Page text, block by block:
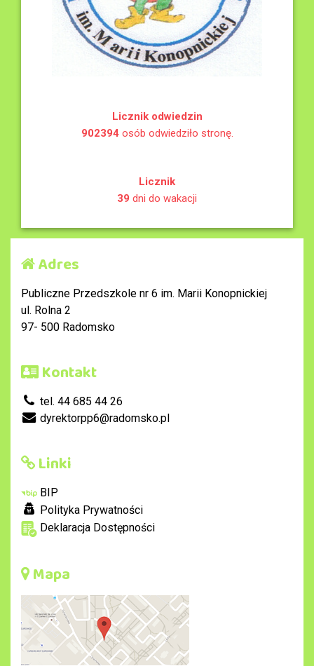
Licznik odwiedzin
902394osób odwiedziło stronę.
Licznik
39 dni do wakacji
Adres
Publiczne Przedszkole nr 6 im. Marii Konopnickiej
ul. Rolna 2
97- 500 Radomsko
Kontakt
tel. 44 685 44 26
dyrektorpp6@radomsko.pl
Linki
BIP
Polityka Prywatności
Deklaracja Dostępności
Mapa